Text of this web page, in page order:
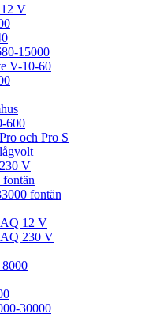
V
15000
V-10-60
600
och Pro S
V
fontän
AQ 12 V
AQ 230 V
30000